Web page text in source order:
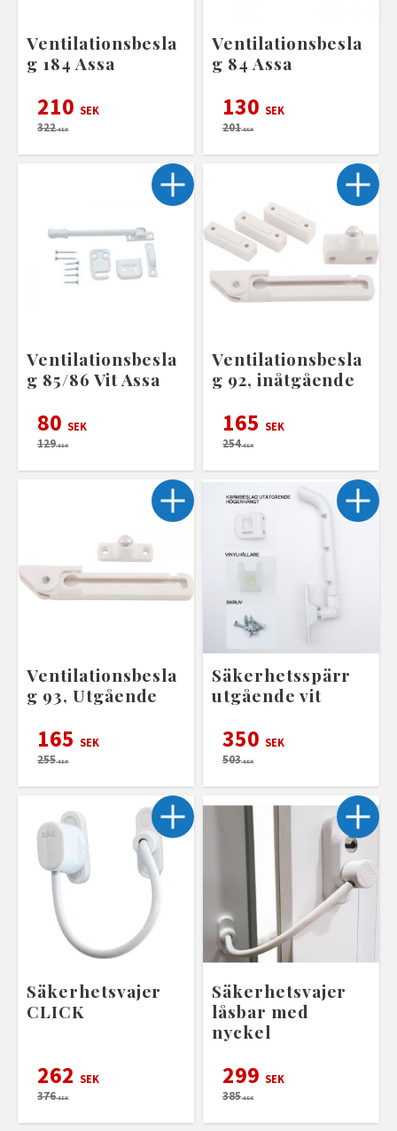
Ventilationsbesla
g 184 Assa
210 SEK
322SEK
Ventilationsbesla
g 84 Assa
130 SEK
201SEK
Ventilationsbesla
g 85/86 Vit Assa
80 SEK
129SEK
Ventilationsbesla
g 92, inåtgående
165 SEK
254SEK
Ventilationsbesla
g 93, Utgående
165 SEK
255SEK
Säkerhetsspärr
utgående vit
350 SEK
503SEK
Säkerhetsvajer
CLICK
262 SEK
376SEK
Säkerhetsvajer
låsbar med
nyckel
299 SEK
385SEK